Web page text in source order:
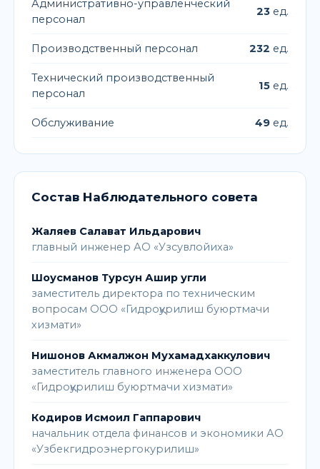
Административно-управленческий
персонал
23 ед.
Производственный персонал 232 ед.
Технический производственный
персонал
15 ед.
Обслуживание 49 ед.
Состав Наблюдательного совета
Жаляев Салават Ильдарович
главный инженер АО «Узсувлойиха»
Шоусманов Турсун Ашир угли
заместитель директора по техническим
вопросам ООО «Гидроқурилиш буюртмачи
хизмати»
Нишонов Акмалжон Мухамадхаккулович
заместитель главного инженера ООО
«Гидроқурилиш буюртмачи хизмати»
Кодиров Исмоил Гаппарович
начальник отдела финансов и экономики АО
«Узбекгидроэнергокурилиш»